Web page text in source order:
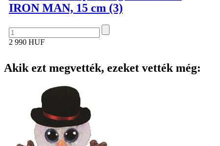
IRON MAN, 15 cm (3)
2 990 HUF
Akik ezt megvették, ezeket vették még: